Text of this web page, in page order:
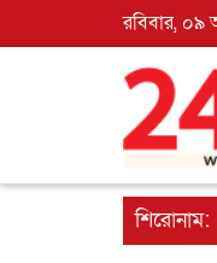
রবিবার,
শিরোনাম: